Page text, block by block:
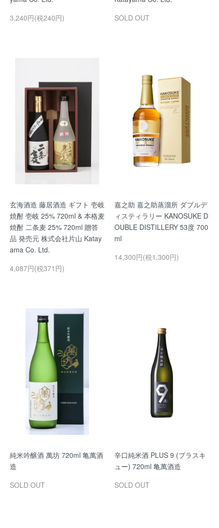
3,240円(税240円)
SOLD OUT
玄海酒造 藤居酒造 ギフト 壱岐
焼酎 壱岐 25% 720ml & 本格麦
焼酎 二条麦 25% 720ml 贈答
品 発売元 株式会社片山 Katay
ama Co. Ltd.
4,087円(税371円)
嘉之助 嘉之助蒸溜所 ダブルデ
ィスティラリー KANOSUKE D
OUBLE DISTILLERY 53度 700
ml
14,300円(税1,300円)
純米吟醸酒 萬坊 720ml 亀萬酒
造
SOLD OUT
辛口純米酒 PLUS 9 (プラスキ
ュー) 720ml 亀萬酒造
SOLD OUT